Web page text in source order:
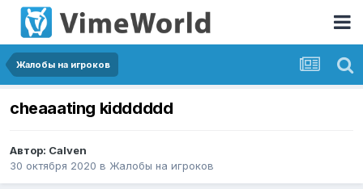
Жалобы на игроков
cheaaating kidddddd
Автор: Calven
30 октября 2020 в Жалобы на игроков